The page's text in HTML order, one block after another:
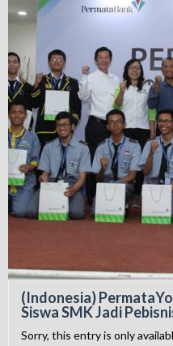
(Indonesia)
Siswa SMK Jadi
Sorry, this entry is only